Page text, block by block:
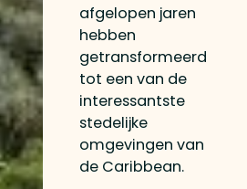
afgelopen jaren
hebben
getransformeerd
tot een van de
interessantste
stedelijke
omgevingen van
de Caribbean.